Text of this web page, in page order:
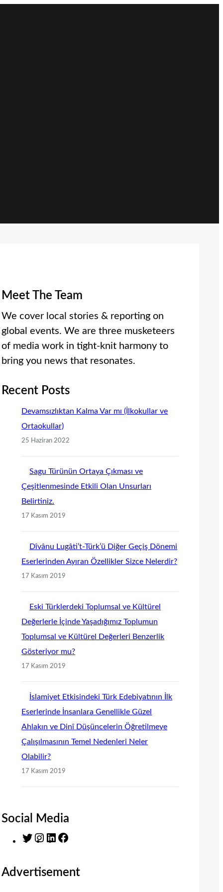
Meet The Team
We cover local stories & reporting on
global events. We are three musketeers
of media work in tight-knit harmony to
bring you news that resonates.
Recent Posts
Devamsızlıktan Kalma Var mı (İlkokullar ve
Ortaokullar)
25 Haziran 2022
Sagu Türünün Ortaya Çıkması ve
Çeşitlenmesinde Etkili Olan Unsurları
Belirtiniz.
17 Kasım 2019
Dîvânu Lugâti’t-Türk’ü Diğer Geçiş Dönemi
Eserlerinden Ayıran Özellikler Sizce Nelerdir?
17 Kasım 2019
Eski Türklerdeki Toplumsal ve Kültürel
Değerlerle İçinde Yaşadığımız Toplumun
Toplumsal ve Kültürel Değerleri Benzerlik
Gösteriyor mu?
17 Kasım 2019
İslamiyet Etkisindeki Türk Edebiyatının İlk
Eserlerinde İnsanlara Genellikle Güzel
Ahlakın ve Dinî Düşüncelerin Öğretilmeye
Çalışılmasının Temel Nedenleri Neler
Olabilir?
17 Kasım 2019
Social Media
T
i
I
s
L
n
c
Advertisement